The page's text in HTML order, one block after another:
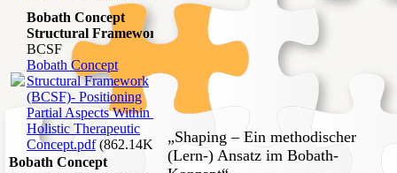
Bobath Concept
Structural Framework
BCSF
Bobath Concept
Structural Framework
(BCSF)- Positioning
Partial Aspects Within a
Holistic Therapeutic
Concept.pdf(862.14KB)
Bobath Concept
„Shaping – Ein methodischer
(Lern-) Ansatz im Bobath-